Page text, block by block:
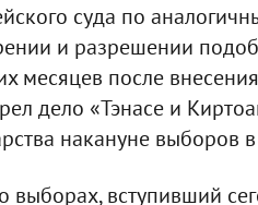
суда по
и разрешении
месяцев после
дело «Тэнасе и
накануне выборов
вступивший